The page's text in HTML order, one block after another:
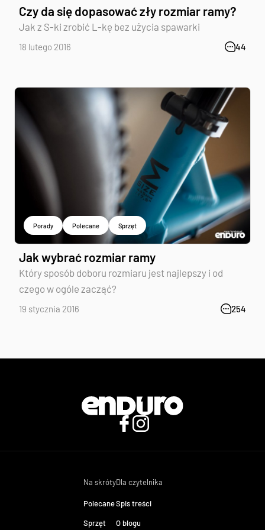
Czy da się dopasować zły rozmiar ramy?
Jak z S-ki zrobić L-kę bez użycia spawarki
18 lutego 2016 44
Porady Polecane Sprzęt
Jak wybrać rozmiar ramy
Który sposób doboru rozmiaru jest najlepszy i od
czego w ogóle zacząć?
19 stycznia 2016 254
Na skróty
Polecane
Sprzęt
Dla czytelnika
Spis treści
O blogu